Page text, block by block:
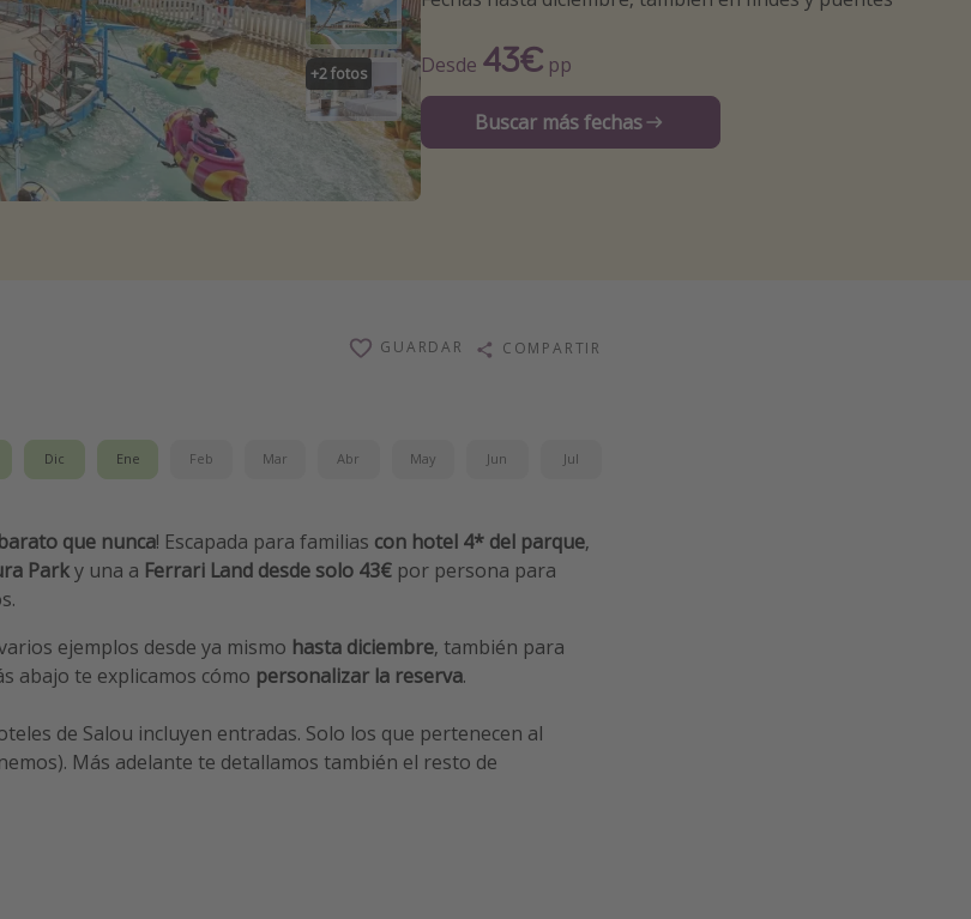
+2fotos Desde 43€ pp
Buscar más fechas
GUARDAR COMPARTIR
Dic Ene Feb Mar Abr May Jun Jul
que nunca! Escapada para familias con hotel 4* del parque,
Parky una a Ferrari Land desde solo 43€ por persona para
ejemplos desde ya mismo hasta diciembre, también para
abajo te explicamos cómo personalizar la reserva.
de Salou incluyen entradas. Solo los que pertenecen al
Más adelante te detallamos también el resto de